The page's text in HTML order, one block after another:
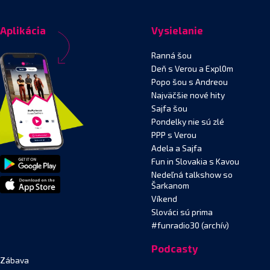
Aplikácia Vysielanie
Ranná šou
Deň s Verou a Expl0m
Popo šou s Andreou
Najväčšie nové hity
Sajfa šou
Pondelky nie sú zlé
PPP s Verou
Adela a Sajfa
Fun in Slovakia s Kavou
Nedeľná talkshow so
Šarkanom
Víkend
Slováci sú prima
#funradio30 (archív)
Zábava
Podcasty